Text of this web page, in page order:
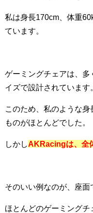
私は身長170cm、体重
ています。
ゲーミングチェアは、
イズで設計されています
このため、私のような
ものがほとんどでした。
しかし AKRacingは、全
そのいい例なのが、座面
ほとんどのゲーミング